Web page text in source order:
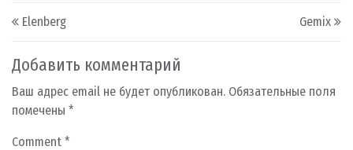
Post navigation
Elenberg Gemix
Добавить комментарий
Ваш адрес email не будет опубликован. Обязательные поля
помечены *
Comment *